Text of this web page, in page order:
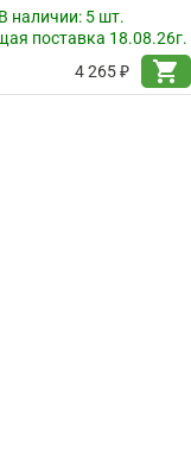
наличии: 5 шт.
поставка 18.08.26г.
4 265 ₽
shopping_cart